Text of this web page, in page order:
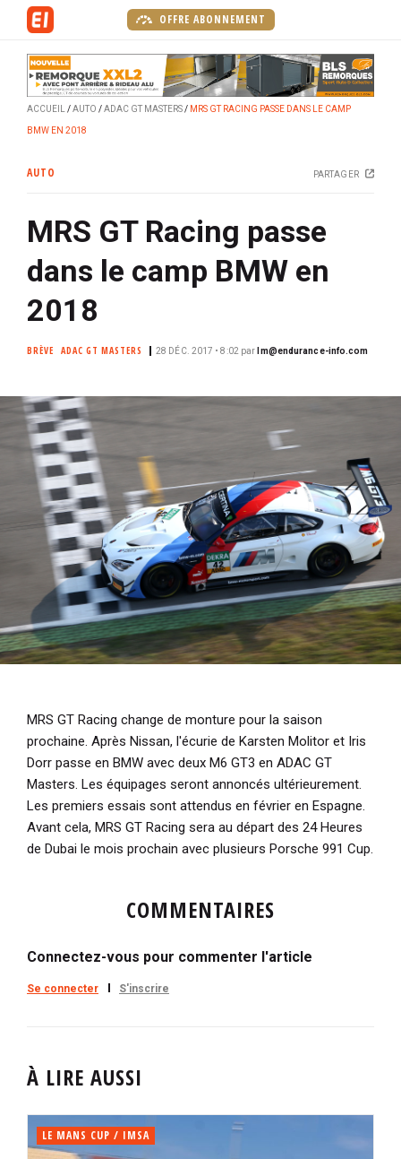
c
OFFRE ABONNEMENT
ACCUEIL AUTO ADAC GT MASTERS MRS GT RACING PASSE DANS LE CAMP
BMW EN 2018
AUTO PARTAGER
MRS GT Racing passe
dans le camp BMW en
2018
BRÈVE ADAC GT MASTERS 28 DÉC. 2017 • 8:02 par lm@endurance-info.com
MRS GT Racing change de monture pour la saison
prochaine. Après Nissan, l'écurie de Karsten Molitor et Iris
Dorr passe en BMW avec deux M6 GT3 en ADAC GT
Masters. Les équipages seront annoncés ultérieurement.
Les premiers essais sont attendus en février en Espagne.
Avant cela, MRS GT Racing sera au départ des 24 Heures
de Dubai le mois prochain avec plusieurs Porsche 991 Cup.
COMMENTAIRES
Connectez-vous pour commenter l'article
Se connecter S'inscrire
À LIRE AUSSI
LE MANS CUP / IMSA